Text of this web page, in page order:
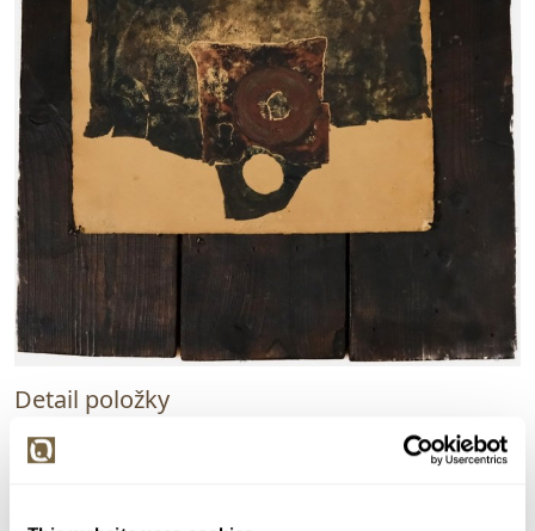
Detail položky
Kombinovaná technika (asambláž, papír, dřevo), 42x42
cm. Signováno dole uprostřed Aleš Veselý. Adjustováno.